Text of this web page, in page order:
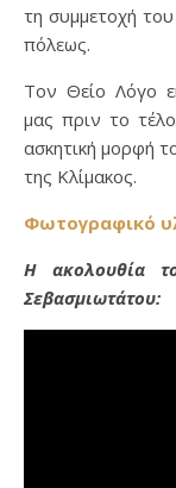
τη συμμετοχή
πόλεως.
Τον Θείο Λόγο
μας πριν το
ασκητική μορφή
της Κλίμακος.
Φωτογραφικό
Η ακολουθία
Σεβασμιωτάτου: